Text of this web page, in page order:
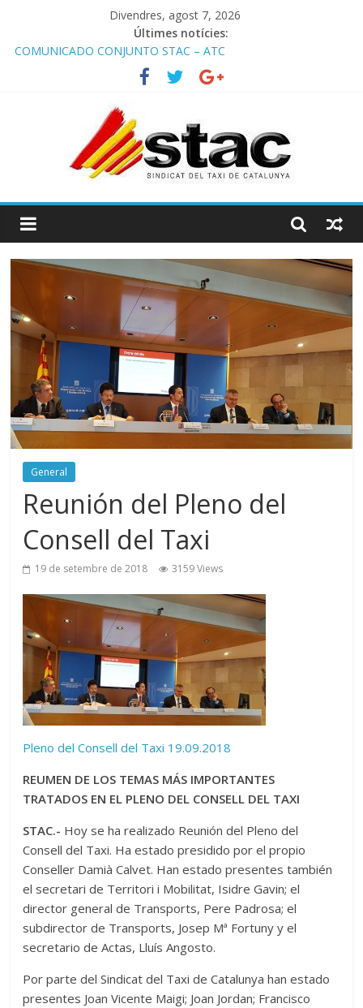
Divendres, agost 7, 2026
Últimes notícies:
COMUNICADO CONJUNTO STAC – ATC
Comunicado STAC/ ATC de la reunión con los Mossos d
‘Esquadra del aeropuerto de Barcelona.
Programa de Radio TAXI LIBRE 29.07.2026 en COOLTURA FM.
STAC/ATC SOLICITAN TAULA TÈCNICA PARA MEJORAR LA
OPERATIVA DE ENTRADA EN EL PUERTO DE BARCELONA.
Programa de Radio TAXI LIBRE 22.07.2026 en COOLTURA FM.
General
Reunión del Pleno del
Consell del Taxi
19 de setembre de 2018 3159 Views
Pleno del Consell del Taxi 19.09.2018
REUMEN DE LOS TEMAS MÁS IMPORTANTES
TRATADOS EN EL PLENO DEL CONSELL DEL TAXI
STAC.- Hoy se ha realizado Reunión del Pleno del
Consell del Taxi. Ha estado presidido por el propio
Conseller Damià Calvet. Han estado presentes también
el secretari de Territori i Mobilitat, Isidre Gavin; el
director general de Transports, Pere Padrosa; el
subdirector de Transports, Josep Mª Fortuny y el
secretario de Actas, Lluís Angosto.
Por parte del Sindicat del Taxi de Catalunya han estado
presentes Joan Vicente Maigi; Joan Jordan; Francisco